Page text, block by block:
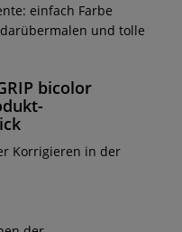
einfach Farbe
und tolle
bicolor
Korrigieren in der